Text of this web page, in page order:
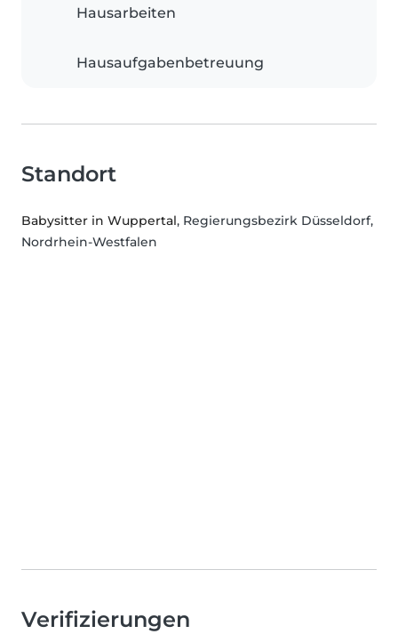
Hausarbeiten
Hausaufgabenbetreuung
Standort
Babysitter in Wuppertal, Regierungsbezirk Düsseldorf,
Nordrhein-Westfalen
Verifizierungen